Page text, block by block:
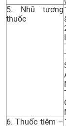
5. Nhũ tương
thuốc
6. Thuốc tiêm –